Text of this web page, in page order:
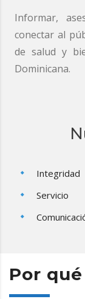
Informar,
conectar al
de salud y
Dominicana.
Integridad
Servicio
Por